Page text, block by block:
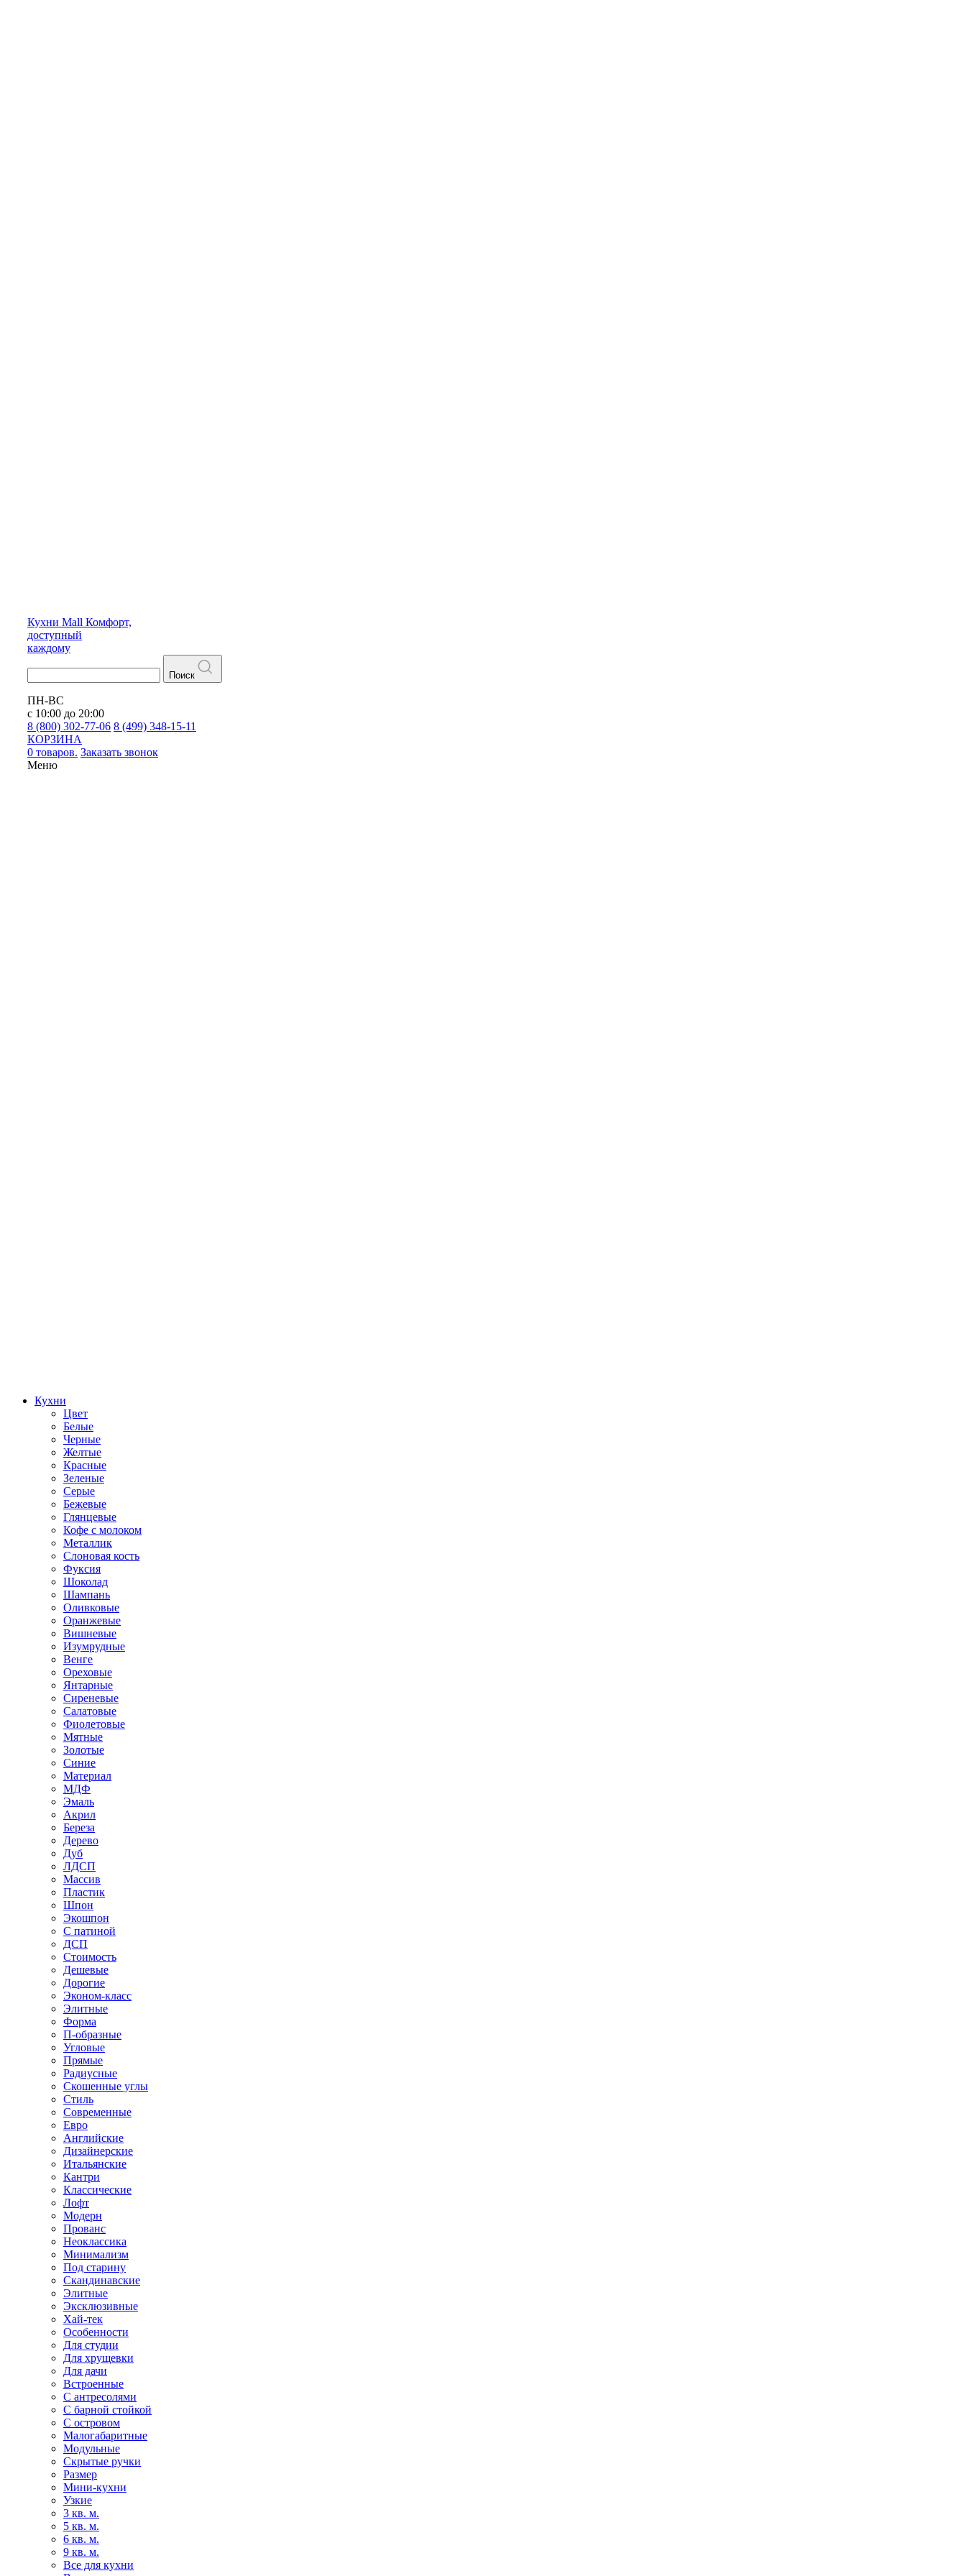
Кухни Mall Комфорт,
доступный
каждому
Поиск
ПН-ВС
с 10:00 до 20:00
8 (800) 302-77-06 8 (499) 348-15-11
КОРЗИНА
0 товаров. Заказать звонок
Меню
Кухни
Цвет
Белые
Черные
Желтые
Красные
Зеленые
Серые
Бежевые
Глянцевые
Кофе с молоком
Металлик
Слоновая кость
Фуксия
Шоколад
Шампань
Оливковые
Оранжевые
Вишневые
Изумрудные
Венге
Ореховые
Янтарные
Сиреневые
Салатовые
Фиолетовые
Мятные
Золотые
Синие
Материал
МДФ
Эмаль
Акрил
Береза
Дерево
Дуб
ЛДСП
Массив
Пластик
Шпон
Экошпон
С патиной
ДСП
Стоимость
Дешевые
Дорогие
Эконом-класс
Элитные
Форма
П-образные
Угловые
Прямые
Радиусные
Скошенные углы
Стиль
Современные
Евро
Английские
Дизайнерские
Итальянские
Кантри
Классические
Лофт
Модерн
Прованс
Неоклассика
Минимализм
Под старину
Скандинавские
Элитные
Эксклюзивные
Хай-тек
Особенности
Для студии
Для хрущевки
Для дачи
Встроенные
С антресолями
С барной стойкой
С островом
Малогабаритные
Модульные
Скрытые ручки
Размер
Мини-кухни
Узкие
3 кв. м.
5 кв. м.
6 кв. м.
9 кв. м.
Все для кухни